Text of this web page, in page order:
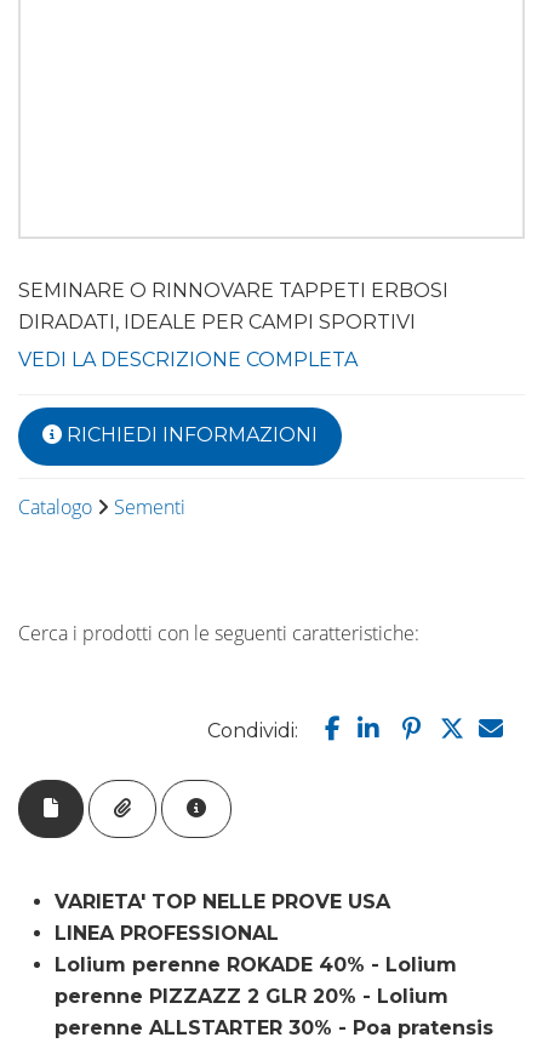
SEMINARE O RINNOVARE TAPPETI ERBOSI
DIRADATI, IDEALE PER CAMPI SPORTIVI
VEDI LA DESCRIZIONE COMPLETA
RICHIEDI INFORMAZIONI
Catalogo Sementi
Cerca i prodotti con le seguenti caratteristiche:
Condividi:
VARIETA' TOP NELLE PROVE USA
LINEA PROFESSIONAL
Lolium perenne ROKADE 40% - Lolium
perenne PIZZAZZ 2 GLR 20% - Lolium
perenne ALLSTARTER 30% - Poa pratensis